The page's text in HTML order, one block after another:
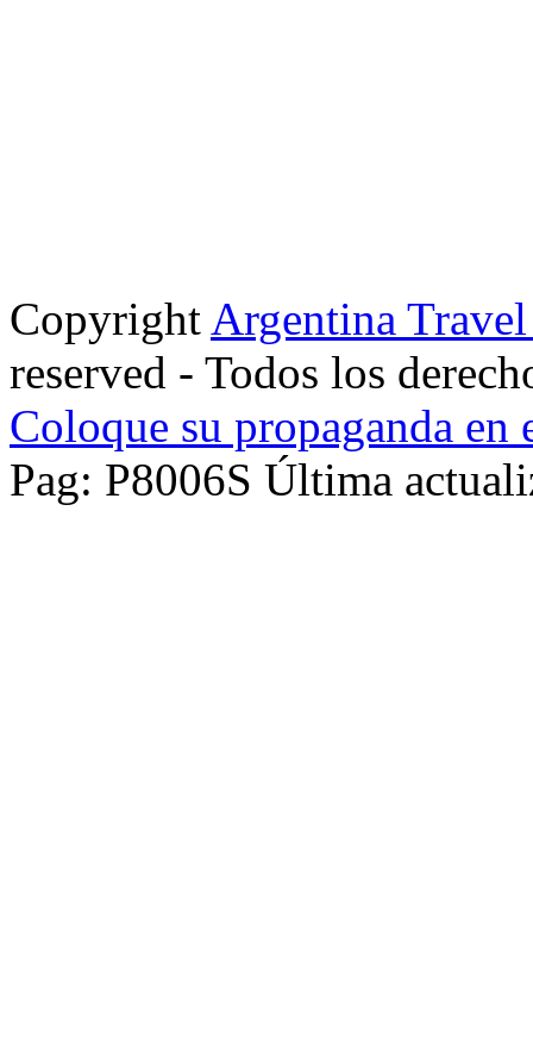
Copyright Argentina
reserved - Todos los
Coloque su propaganda en
Pag: P8006S Última